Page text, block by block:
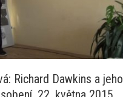
Richard Dawkins a jeho